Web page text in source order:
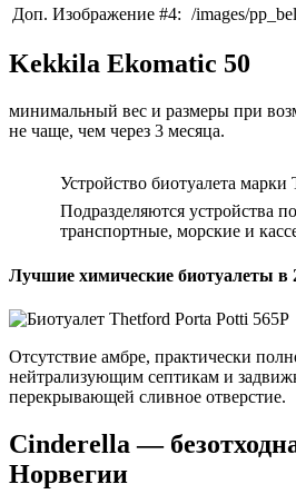
Доп. Изображение #4: /images/
Kekkila Ekomatic 50
минимальный вес и размеры при
не чаще, чем через 3 месяца.
Устройство биотуалета марки
Подразделяются устройства
транспортные, морские и
Лучшие химические биотуалеты в
Отсутствие амбре, практически
нейтрализующим септикам и
перекрывающей сливное отверстие.
Cinderella —
Норвегии